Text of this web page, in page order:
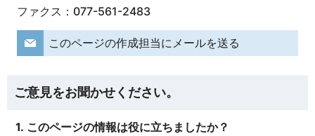
ファクス：077-561-2483
このページの作成担当にメールを送る
ご意見をお聞かせください。
1. このページの情報は役に立ちましたか？